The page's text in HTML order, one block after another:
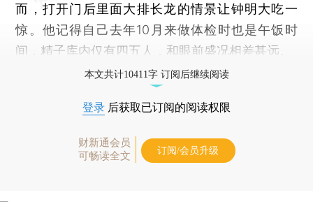
而，打开门后里面大排长龙的情景让钟明大吃一
惊。他记得自己去年10月来做体检时也是午饭时
间，精子库内仅有四五人，和眼前盛况相差甚远。
本文共计10411字 订阅后继续阅读
登录 后获取已订阅的阅读权限
财新通会员
可畅读全文
订阅/会员升级